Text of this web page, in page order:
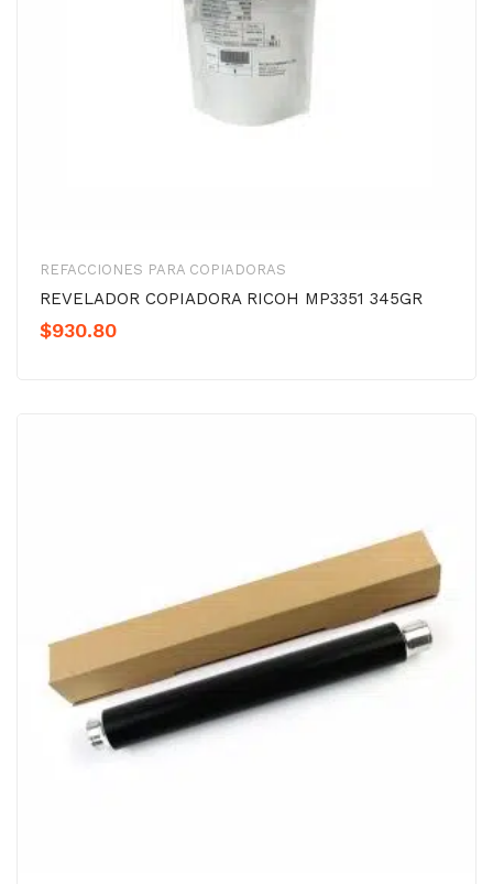
REFACCIONES PARA COPIADORAS
REVELADOR COPIADORA RICOH MP3351 345GR
$930.80